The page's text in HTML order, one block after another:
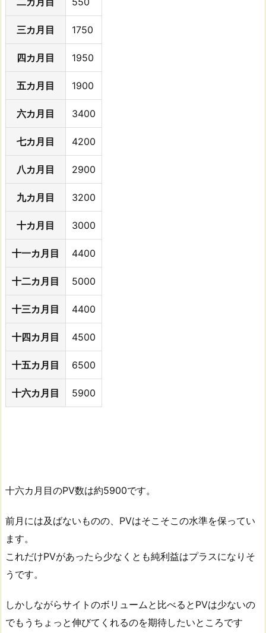
三カ月目 1750
四カ月目 1950
五カ月目 1900
六カ月目 3400
七カ月目 4200
八カ月目 2900
九カ月目 3200
十カ月目 3000
十一カ月目 4400
十二カ月目 5000
十三カ月目 4400
十四カ月目 4500
十五カ月目 6500
十六カ月目 5900
十六カ月目のPV数は約5900です。
前月には及ばないものの、PVはそこそこの水準を保ってい
ます。
これだけPVがあったら少なくとも純利益はプラスになりそ
うです。
しかしながらサイトのボリュームと比べるとPVは少ないの
でもうちょっと伸びてくれるのを期待したいところです